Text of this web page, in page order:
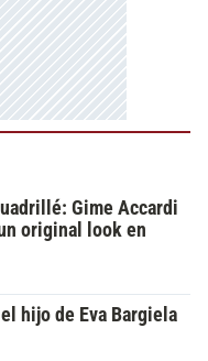
Gime Accardi
original look en
hijo de Eva Bargiela